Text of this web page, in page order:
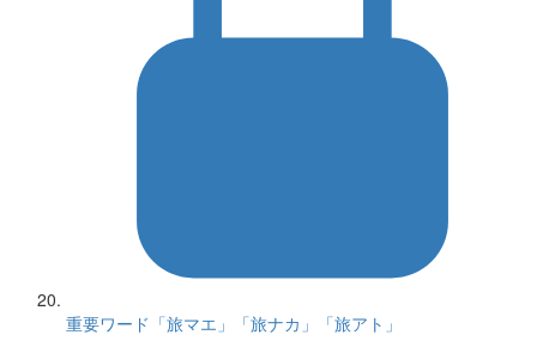
重要ワード「旅マエ」「旅ナカ」「旅アト」